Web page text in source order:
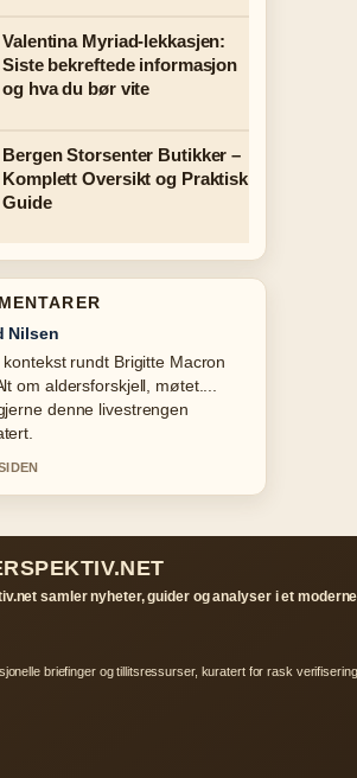
Valentina Myriad-lekkasjen:
Siste bekreftede informasjon
og hva du bør vite
Bergen Storsenter Butikker –
Komplett Oversikt og Praktisk
Guide
Hansen
av Spørsmål til quiz – slik
oppleves solid og lett a folge.
samler nyheter, guider og analyser i et
briefinger og tillitsressurser, kuratert for rask